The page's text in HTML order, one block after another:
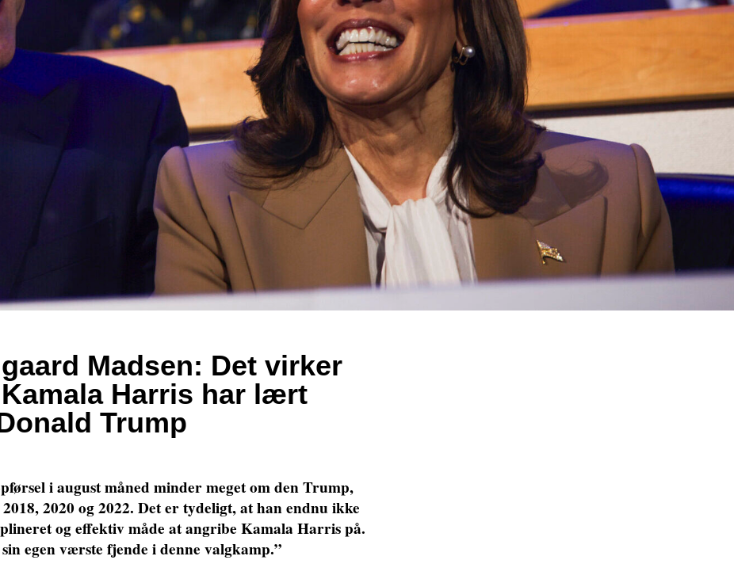
Madsen: Det virker
Harris har lært
Trump
i august måned minder meget om den Trump,
2020 og 2022. Det er tydeligt, at han endnu ikke
og effektiv måde at angribe Kamala Harris på.
egen værste fjende i denne valgkamp.”